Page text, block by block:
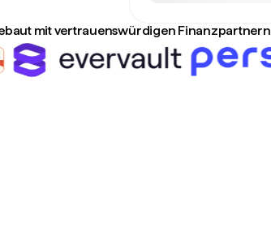
mit vertrauenswürdigen Finanzpartnern